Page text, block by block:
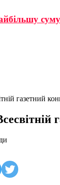
газетний